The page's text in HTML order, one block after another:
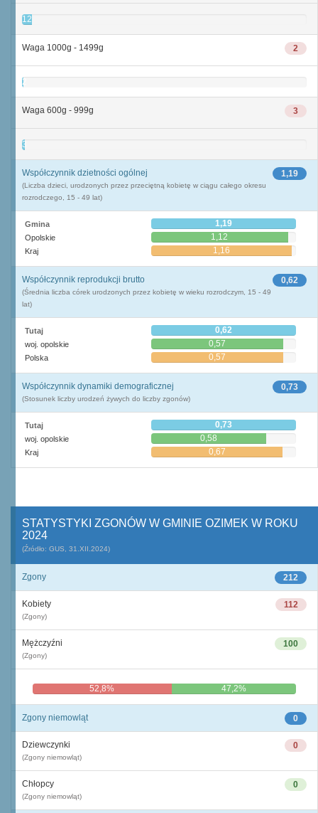
12
2
Waga 1000g - 1499g
2
3
Waga 600g - 999g
3
1,19
Współczynnik dzietności ogólnej
(Liczba dzieci, urodzonych przez przeciętną kobietę w ciągu całego okresu
rozrodczego, 15 - 49 lat)
Gmina 1,19
Opolskie 1,12
Kraj 1,16
0,62
Współczynnik reprodukcji brutto
(Średnia liczba córek urodzonych przez kobietę w wieku rozrodczym, 15 - 49
lat)
Tutaj 0,62
woj. opolskie 0,57
Polska 0,57
0,73
Współczynnik dynamiki demograficznej
(Stosunek liczby urodzeń żywych do liczby zgonów)
Tutaj 0,73
woj. opolskie 0,58
Kraj 0,67
STATYSTYKI ZGONÓW W GMINIE OZIMEK W ROKU
2024
(Źródło: GUS, 31.XII.2024)
212
Zgony
112
Kobiety
(Zgony)
100
Mężczyźni
(Zgony)
52,8% 47,2%
0
Zgony niemowląt
0
Dziewczynki
(Zgony niemowląt)
0
Chłopcy
(Zgony niemowląt)